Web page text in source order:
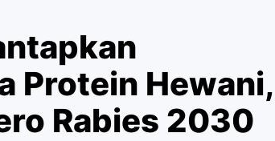
Protein Hewani,
Rabies 2030